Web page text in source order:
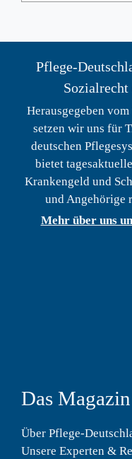
Pflege-
Sozialrecht
Herausgegeben vom
setzen wir uns für
deutschen
bietet
Krankengeld und
und Angehörige
Mehr über uns
Das Magazin
Über Pflege-
Unsere Experten &